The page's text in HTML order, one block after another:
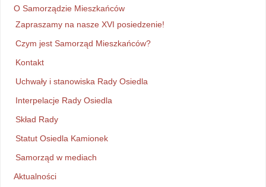
O Samorządzie Mieszkańców
Zapraszamy na nasze XVI posiedzenie!
Czym jest Samorząd Mieszkańców?
Kontakt
Uchwały i stanowiska Rady Osiedla
Interpelacje Rady Osiedla
Skład Rady
Statut Osiedla Kamionek
Samorząd w mediach
Aktualności